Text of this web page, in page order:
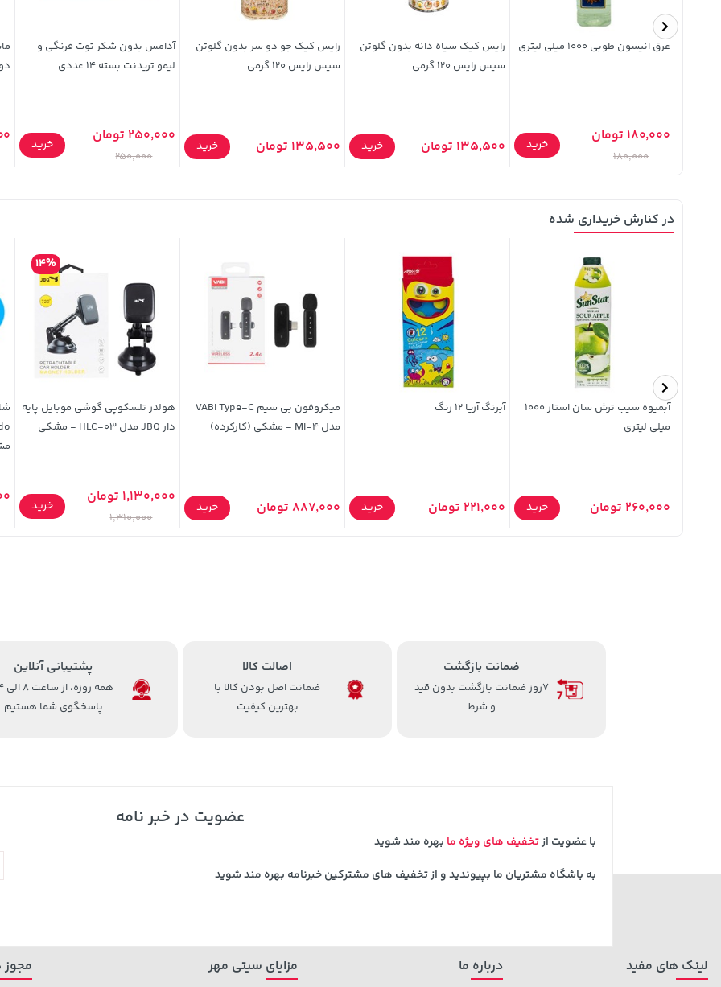
عرق انیسون طوبی 1000 میلی لیتری
180,000 تومان
180,000
خرید
رایس کیک سیاه دانه بدون گلوتن
سیس رایس 120 گرمی
135,500 تومان خرید
رایس کیک جو دو سر بدون گلوتن
سیس رایس 120 گرمی
135,500 تومان خرید
آدامس بدون شکر توت فرنگی و
لیمو تریدنت بسته 14 عددی
250,000 تومان
250,000
خرید
دوسی
در کنارش خریداری شده
آبمیوه سیب ترش سان استار 1000
میلی لیتری
260,000 تومان خرید
آبرنگ آریا 12 رنگ
221,000 تومان خرید
میکروفون بی سیم VABI Type-C
مدل MI-4 - مشکی (کارکرده)
887,000 تومان خرید
هولدر تلسکوپی گوشی موبایل پایه
دار JBQ مدل HLC-03 - مشکی
14%
1,130,000 تومان
1,310,000
خرید
ضمانت بازگشت
7روز ضمانت بازگشت بدون قید
و شرط
اصالت کالا
ضمانت اصل بودن کالا با
بهترین کیفیت
پشتیبانی آنلاین
همه
پاسخگوی شما هستیم
عضویت در خبر نامه
با عضویت ازتخفیف های ویژه ما بهره مند شوید
به باشگاه مشتریان ما بپیوندید و از تخفیف های مشترکین خبرنامه بهره مند شوید
لینک های مفید درباره ما مزایای سیتی مهر مجوز